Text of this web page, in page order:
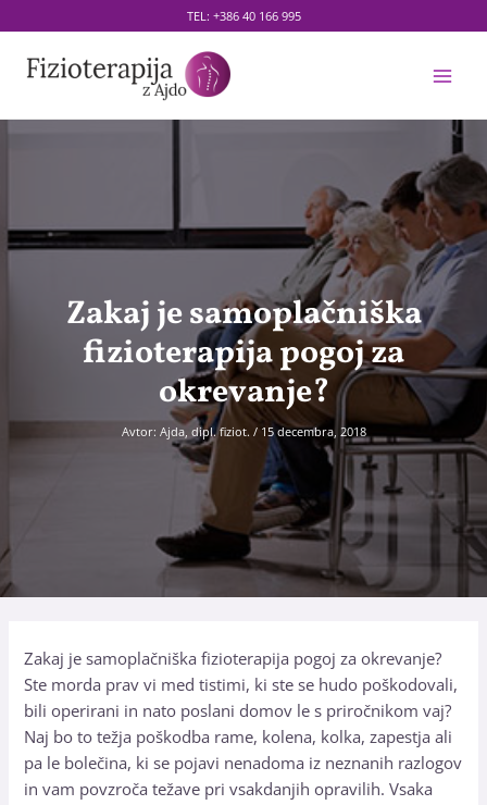
to
content
TEL: +386 40 166 995
Zakaj je samoplačniška
fizioterapija pogoj za
okrevanje?
Avtor: Ajda, dipl. fiziot. / 15 decembra, 2018
Zakaj je samoplačniška fizioterapija pogoj za okrevanje?
Ste morda prav vi med tistimi, ki ste se hudo poškodovali,
bili operirani in nato poslani domov le s priročnikom vaj?
Naj bo to težja poškodba rame, kolena, kolka, zapestja ali
pa le bolečina, ki se pojavi nenadoma iz neznanih razlogov
in vam povzroča težave pri vsakdanjih opravilih. Vsaka